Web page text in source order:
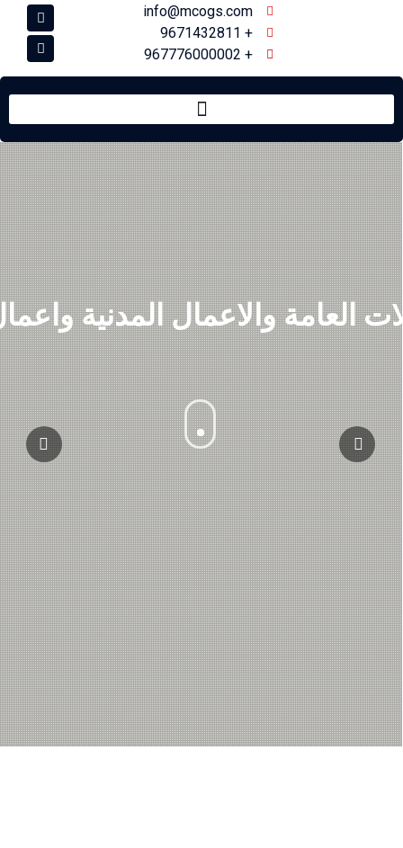
info@mcogs.com
+ 9671432811
+ 967776000002
العامة والاعمال المدنية